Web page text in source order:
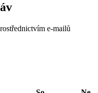
e-mailů